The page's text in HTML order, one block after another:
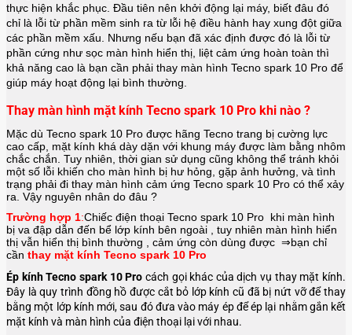
thực hiện khắc phục. Đầu tiên nên khởi động lại máy, biết đâu đó
chỉ là lỗi từ phần mềm sinh ra từ lỗi hệ điều hành hay xung đột giữa
các phần mềm xấu. Nhưng nếu bạn đã xác định được đó là lỗi từ
phần cứng như sọc màn hình hiển thị, liệt cảm ứng hoàn toàn thì
khả năng cao là bạn cần phải thay màn hình Tecno spark 10 Pro để
giúp máy hoạt động lại bình thường.
Thay màn hình mặt kính Tecno spark 10 Pro khi nào ?
Mặc dù Tecno spark 10 Pro được hãng Tecno trang bị cường lực
cao cấp, mặt kính khá dày dặn với khung máy được làm bằng nhôm
chắc chắn. Tuy nhiên, thời gian sử dụng cũng không thể tránh khỏi
một số lỗi khiến cho màn hình bị hư hỏng, gặp ảnh hưởng, và tình
trạng phải đi thay màn hình cảm ứng Tecno spark 10 Pro có thể xảy
ra. Vậy nguyên nhân do đâu ?
Trường hợp 1:Chiếc điện thoại Tecno spark 10 Pro khi màn hình
bị va đập dẫn đến bể lớp kính bên ngoài , tuy nhiên màn hình hiển
thị vẫn hiển thị bình thường , cảm ứng còn dùng được ⇒bạn chỉ
cần thay mặt kính Tecno spark 10 Pro
Ép kính Tecno spark 10 Pro cách gọi khác của dịch vụ thay mặt kính.
Đây là quy trình đồng hồ được cắt bỏ lớp kính cũ đã bị nứt vỡ để thay
bằng một lớp kính mới, sau đó đưa vào máy ép để ép lại nhằm gắn kết
mặt kính và màn hình của điện thoại lại với nhau.